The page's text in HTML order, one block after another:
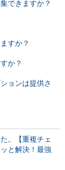
できますか？
すか？
か？
ョンは提供さ
。【重複チェ
と解決！最強